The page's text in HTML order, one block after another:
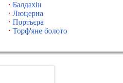
Балдахін
Люцерна
Портьєра
Торф'яне болото